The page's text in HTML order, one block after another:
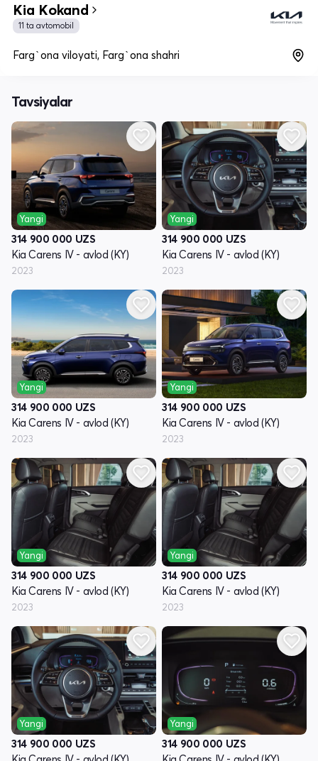
Kia Kokand
11 ta avtomobil
Farg`ona viloyati, Farg`ona shahri
Tavsiyalar
Yangi
314 900 000 UZS
Kia Carens IV - avlod (KY)
2023
Yangi
314 900 000 UZS
Kia Carens IV - avlod (KY)
2023
Yangi
314 900 000 UZS
Kia Carens IV - avlod (KY)
2023
Yangi
314 900 000 UZS
Kia Carens IV - avlod (KY)
2023
Yangi
314 900 000 UZS
Kia Carens IV - avlod (KY)
2023
Yangi
314 900 000 UZS
Kia Carens IV - avlod (KY)
2023
Yangi
314 900 000 UZS
Yangi
314 900 000 UZS